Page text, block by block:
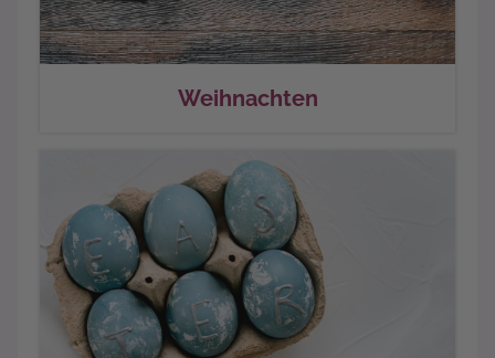
Weihnachten